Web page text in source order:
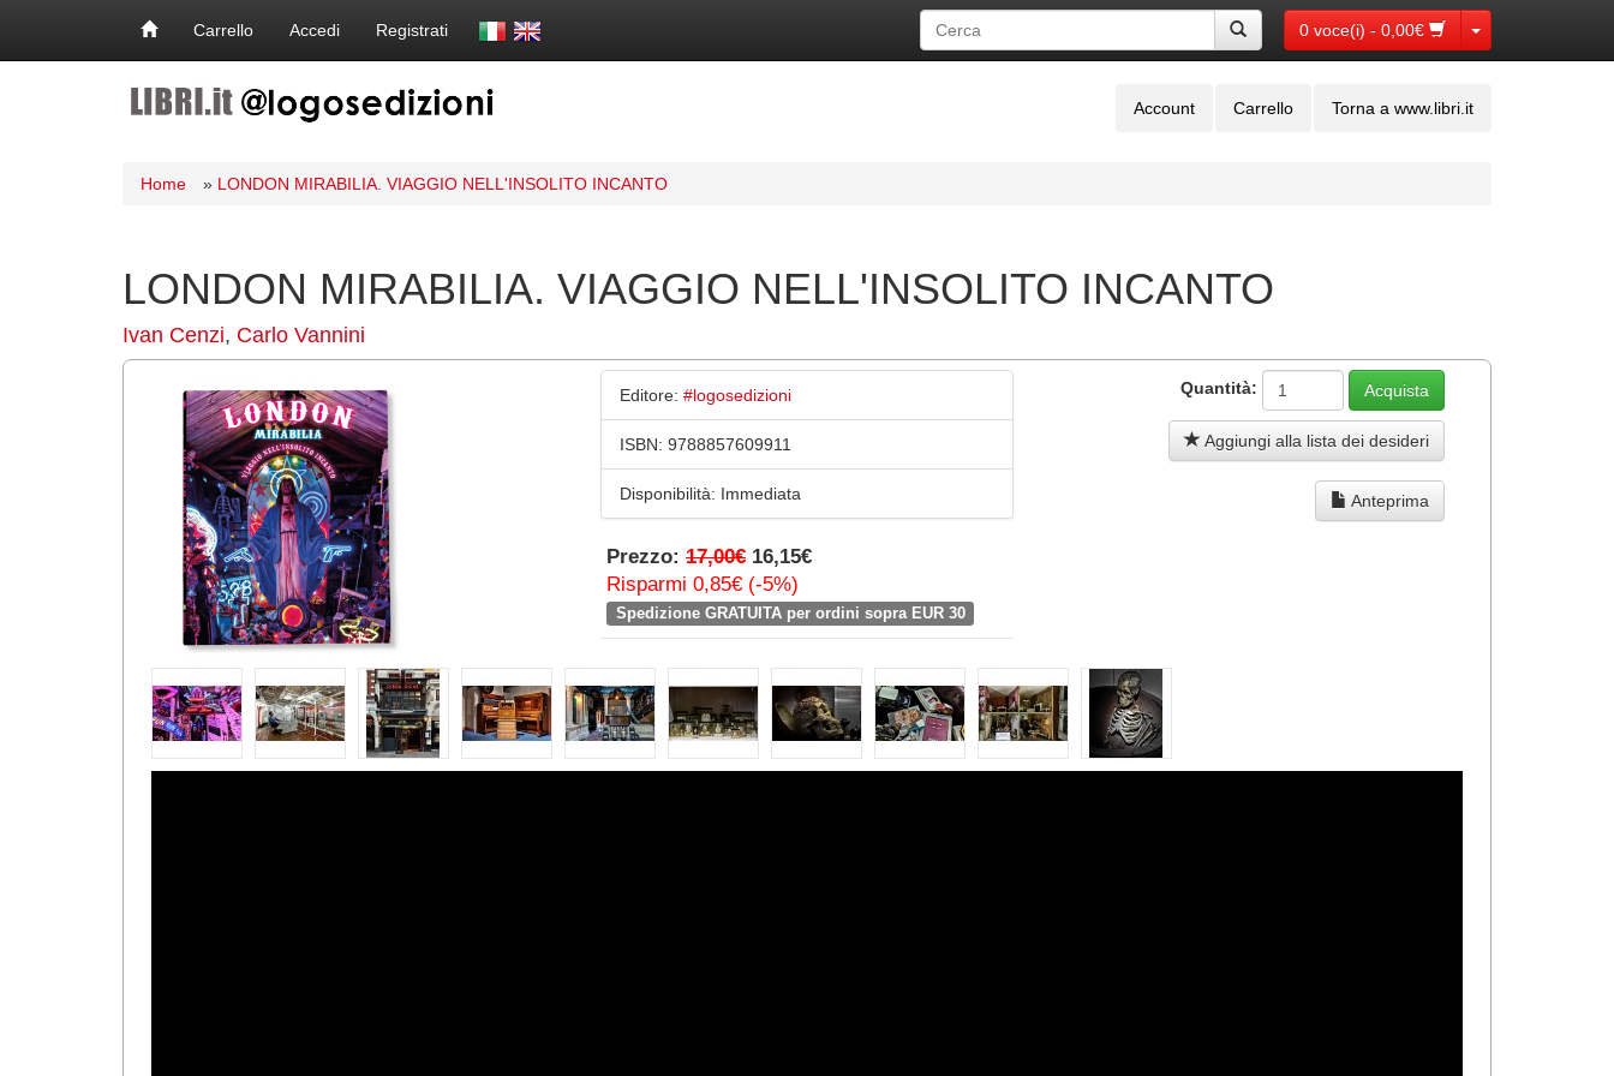
0 voce(i) - 0,00€ Toggle Dropdown
Carrello Accedi Registrati
Account Carrello Torna a www.libri.it
Home » LONDON MIRABILIA. VIAGGIO NELL'INSOLITO INCANTO
LONDON MIRABILIA. VIAGGIO NELL'INSOLITO INCANTO
Ivan Cenzi, Carlo Vannini
Editore: #logosedizioni
ISBN: 9788857609911
Disponibilità: Immediata
Prezzo: 17,00€ 16,15€
Risparmi 0,85€ (-5%)
Spedizione GRATUITA per ordini sopra EUR 30
Quantità:
Aggiungi alla lista dei desideri
Anteprima